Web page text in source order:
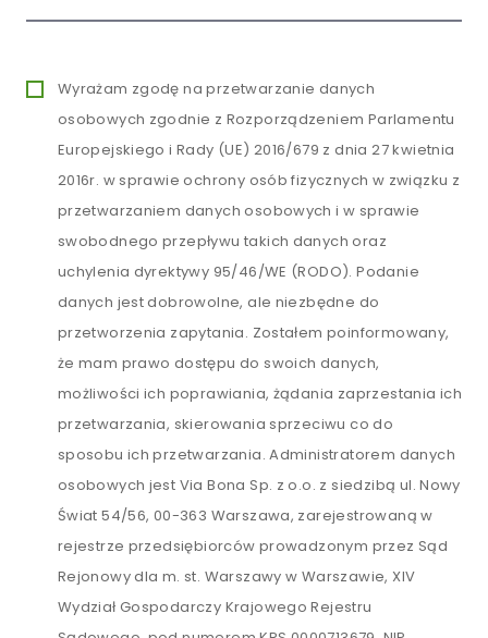
Wyrażam zgodę na przetwarzanie danych
osobowych zgodnie z Rozporządzeniem Parlamentu
Europejskiego i Rady (UE) 2016/679 z dnia 27 kwietnia
2016r. w sprawie ochrony osób fizycznych w związku z
przetwarzaniem danych osobowych i w sprawie
swobodnego przepływu takich danych oraz
uchylenia dyrektywy 95/46/WE (RODO). Podanie
danych jest dobrowolne, ale niezbędne do
przetworzenia zapytania. Zostałem poinformowany,
że mam prawo dostępu do swoich danych,
możliwości ich poprawiania, żądania zaprzestania ich
przetwarzania, skierowania sprzeciwu co do
sposobu ich przetwarzania. Administratorem danych
osobowych jest Via Bona Sp. z o.o. z siedzibą ul. Nowy
Świat 54/56, 00-363 Warszawa, zarejestrowaną w
rejestrze przedsiębiorców prowadzonym przez Sąd
Rejonowy dla m. st. Warszawy w Warszawie, XIV
Wydział Gospodarczy Krajowego Rejestru